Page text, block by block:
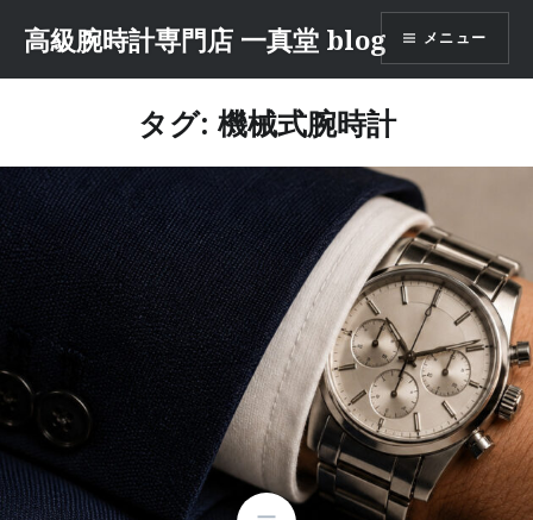
テ
へ
キ
ッ
プ
高級腕時計専門店 一真堂 blog メニュー
タグ: 機械式腕時計